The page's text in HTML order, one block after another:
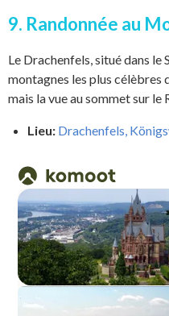
9. Randonnée au
Le Drachenfels, situé dans le
montagnes les plus célèbres
mais la vue au sommet sur le
Lieu: Drachenfels,